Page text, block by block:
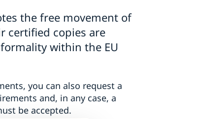
the free movement of
certified copies are
within the EU
you can also request a
and, in any case, a
be accepted.